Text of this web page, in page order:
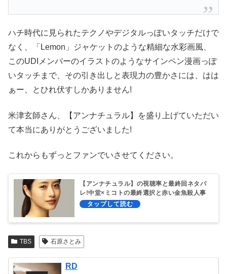
ハチ時代に見られたテクノやデジタルっぽいタッチだけで
なく、「Lemon」ジャケットのような精細な水彩画風、
このUDIメンバーのイラストのようなサインペン漫画っぽ
いタッチまで、その引き出しと表現力の豊かさには、はは
ぁー、とひれ伏すしかありません!
米津玄師さん、【アンナチュラル】を盛り上げていただい
て本当にありがとうございました!
これからもずっとファンでいさせてください。
【アンナチュラル】の視聴率と最終回ネタバ
レ!中堂×ミコトの最終選択と赤い金魚殺人事
件の真相は?
TBS 石原さとみ
RD